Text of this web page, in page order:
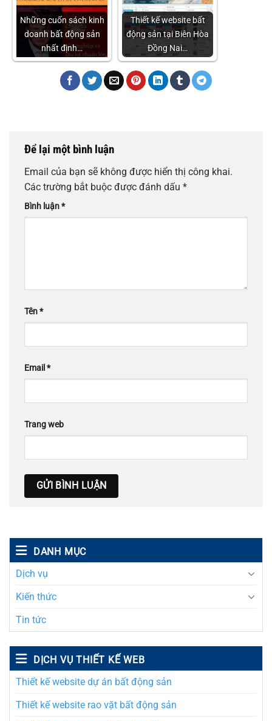
DANH MỤC
Dịch vụ
Kiến thức
Tin tức
DỊCH VỤ THIẾT KẾ WEB
Thiết kế website dự án bất động sản
Thiết kế website rao vặt bất động sản
Những cuốn sách kinh
doanh bất động sản
nhất định…
Thiết kế website bất
động sản tại Biên Hòa
Đồng Nai…
Để lại một bình luận
Email của bạn sẽ không được hiển thị công khai.
Các trường bắt buộc được đánh dấu *
Bình luận*
Tên*
Email *
Trang web